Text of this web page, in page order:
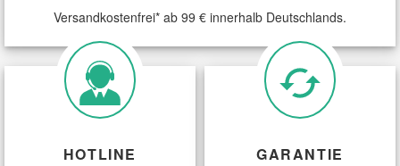
Versandkostenfrei* ab 99 € innerhalb Deutschlands.
HOTLINE GARANTIE
Seat Ersatzteile
Skoda Ersatzteile